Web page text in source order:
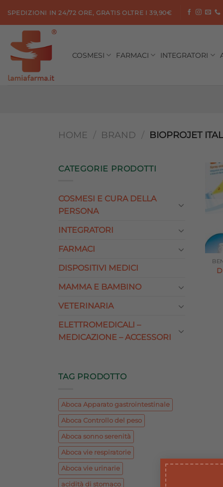
contenuti
SPEDIZIONI IN 24/72 ORE, GRATIS OLTRE I 39,90€
COSMESI FARMACI INTEGRATORI
HOME / BRAND / BIOPROJET
CATEGORIE PRODOTTI
COSMESI E CURA DELLA
PERSONA
INTEGRATORI
FARMACI
DISPOSITIVI MEDICI
MAMMA E BAMBINO
VETERINARIA
ELETTROMEDICALI –
MEDICAZIONE – ACCESSORI
TAG PRODOTTO
Aboca Apparato gastrointestinale
Aboca Controllo del peso
Aboca sonno serenità
Aboca vie respiratorie
Aboca vie urinarie
acidità di stomaco